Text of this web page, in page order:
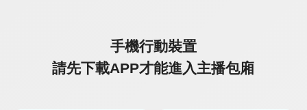
手機行動裝置
請先下載APP才能進入主播包廂